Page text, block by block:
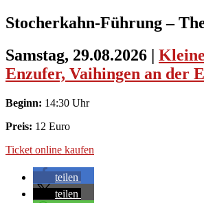
Stocherkahn-Führung –
Samstag, 29.08.2026 |
Enzufer, Vaihingen an der
Beginn: 14:30 Uhr
Preis: 12 Euro
Ticket online kaufen
teilen
teilen